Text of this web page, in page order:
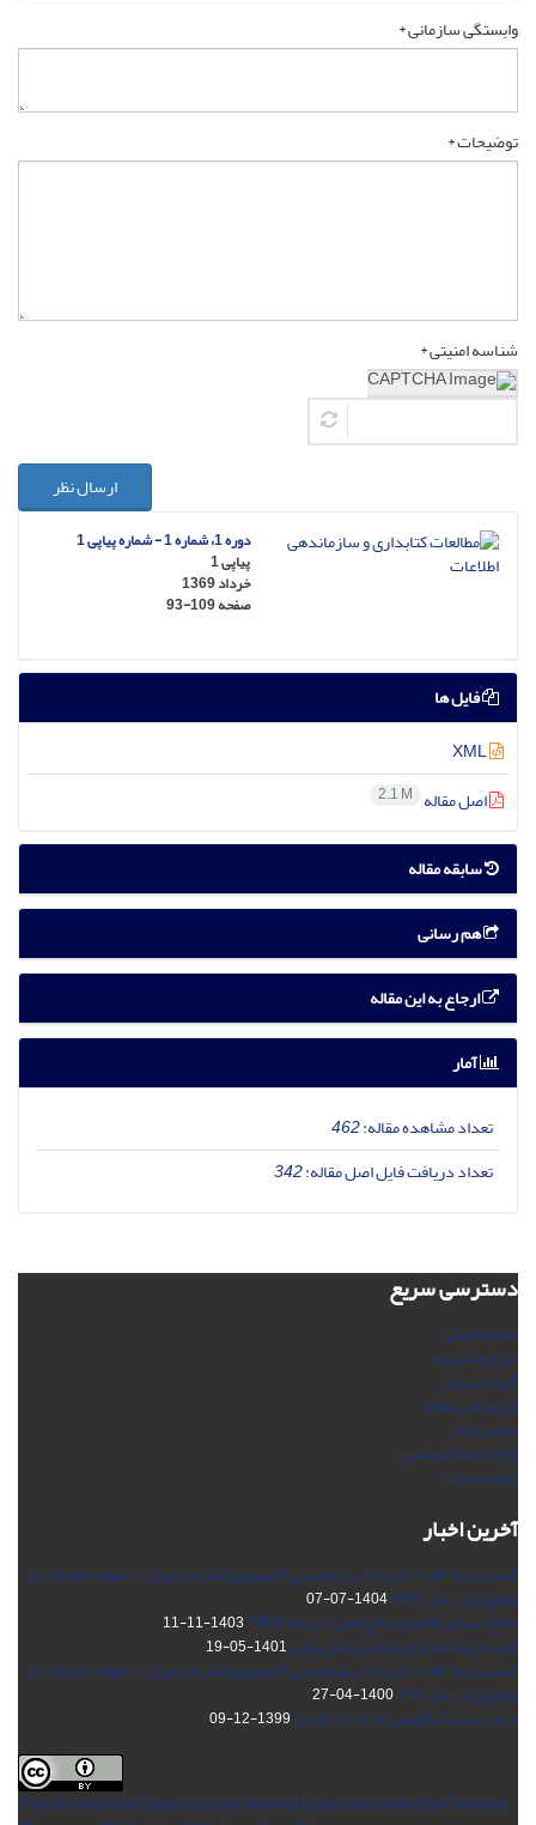
وابستگی سازمانی *
توضیحات *
شناسه امنیتی *
ارسال نظر
دوره 1، شماره 1 - شماره پیاپی 1
پیاپی 1
خرداد 1369
صفحه93-109
فایل ها
اصل مقاله 2.1 M
سابقه مقاله
هم رسانی
ارجاع به این مقاله
آمار
تعداد مشاهده مقاله:462
تعداد دریافت فایل اصل مقاله:342
دسترسی سریع
صفحه اصلی
درباره نشریه
گروه دبیران
فرستادن مقاله
تماس با ما
واژه نامه اختصاصی
نقشه سایت
آخرین اخبار
کسب رتبه "الف" نشریه در رتبه‌بندی کمیسیون نشریات وزارت علوم، تحقیقات و
فناوری در سال ۱۴۰۳ 1404-07-07
ابلاغ دستور العمل ارجاع دهی/ تیرماه 1402 1403-11-11
کسب رتبه الف برای دومین سال پیاپی1401-05-19
کسب رتبه "الف" نشریه در رتبه‌بندی کمیسیون نشریات وزارت علوم، تحقیقات و
فناوری در سال ۱۴۰۰ 1400-04-27
از وب سایت انگلیسی ما بازدید کنید!1399-12-09
This Journal is an open access Journal Licensedunder the Creative